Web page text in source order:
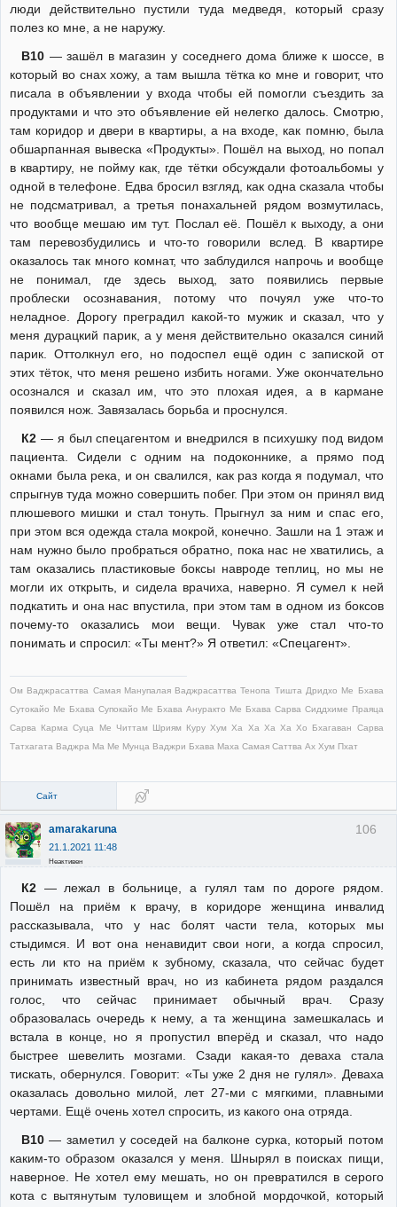
люди действительно пустили туда медведя, который сразу
полез ко мне, а не наружу.
В10— зашёл в магазин у соседнего дома ближе к шоссе, в
который во снах хожу, а там вышла тётка ко мне и говорит, что
писала в объявлении у входа чтобы ей помогли съездить за
продуктами и что это объявление ей нелегко далось. Смотрю,
там коридор и двери в квартиры, а на входе, как помню, была
обшарпанная вывеска «Продукты». Пошёл на выход, но попал
в квартиру, не пойму как, где тётки обсуждали фотоальбомы у
одной в телефоне. Едва бросил взгляд, как одна сказала чтобы
не подсматривал, а третья понахальней рядом возмутилась,
что вообще мешаю им тут. Послал её. Пошёл к выходу, а они
там перевозбудились и что-то говорили вслед. В квартире
оказалось так много комнат, что заблудился напрочь и вообще
не понимал, где здесь выход, зато появились первые
проблески осознавания, потому что почуял уже что-то
неладное. Дорогу преградил какой-то мужик и сказал, что у
меня дурацкий парик, а у меня действительно оказался синий
парик. Оттолкнул его, но подоспел ещё один с запиской от
этих тёток, что меня решено избить ногами. Уже окончательно
осознался и сказал им, что это плохая идея, а в кармане
появился нож. Завязалась борьба и проснулся.
К2— я был спецагентом и внедрился в психушку под видом
пациента. Сидели с одним на подоконнике, а прямо под
окнами была река, и он свалился, как раз когда я подумал, что
спрыгнув туда можно совершить побег. При этом он принял вид
плюшевого мишки и стал тонуть. Прыгнул за ним и спас его,
при этом вся одежда стала мокрой, конечно. Зашли на 1 этаж и
нам нужно было пробраться обратно, пока нас не хватились, а
там оказались пластиковые боксы навроде теплиц, но мы не
могли их открыть, и сидела врачиха, наверно. Я сумел к ней
подкатить и она нас впустила, при этом там в одном из боксов
почему-то оказались мои вещи. Чувак уже стал что-то
понимать и спросил: «Ты мент?» Я ответил: «Спецагент».
Ом Ваджрасаттва Самая Манупалая Ваджрасаттва Тенопа Тишта Дридхо Ме Бхава
Сутокайо Ме Бхава Супокайо Ме Бхава Ануракто Ме Бхава Сарва Сиддхиме Праяца
Сарва Карма Суца Ме Читтам Шриям Куру Хум Ха Ха Ха Ха Хо Бхагаван Сарва
Татхагата Ваджра Ма Ме Мунца Ваджри Бхава Маха Самая Саттва Ах Хум Пхат
Сайт
106
amarakaruna
21.1.2021 11:48
Неактивен
К2— лежал в больнице, а гулял там по дороге рядом.
Пошёл на приём к врачу, в коридоре женщина инвалид
рассказывала, что у нас болят части тела, которых мы
стыдимся. И вот она ненавидит свои ноги, а когда спросил,
есть ли кто на приём к зубному, сказала, что сейчас будет
принимать известный врач, но из кабинета рядом раздался
голос, что сейчас принимает обычный врач. Сразу
образовалась очередь к нему, а та женщина замешкалась и
встала в конце, но я пропустил вперёд и сказал, что надо
быстрее шевелить мозгами. Сзади какая-то деваха стала
тискать, обернулся. Говорит: «Ты уже 2 дня не гулял». Деваха
оказалась довольно милой, лет 27-ми с мягкими, плавными
чертами. Ещё очень хотел спросить, из какого она отряда.
В10— заметил у соседей на балконе сурка, который потом
каким-то образом оказался у меня. Шнырял в поисках пищи,
наверное. Не хотел ему мешать, но он превратился в серого
кота с вытянутым туловищем и злобной мордочкой, который